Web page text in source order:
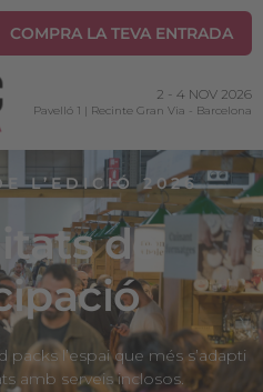
COMPRA LA TEVA ENTRADA
2 - 4 NOV 2026
Pavelló 1 | Recinte Gran Via - Barcelona
L’EDICIÓ 2026
de
l’espai que més s’adapti
amb serveis inclosos.